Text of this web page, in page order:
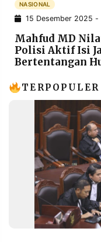
INFORMASI
IKLAN
PENGADUAN
OF
IKUTI
NASIONAL
15 Desember 2025 -
Mahfud MD
Polisi Aktif Isi
Bertentangan
TERPOPULER